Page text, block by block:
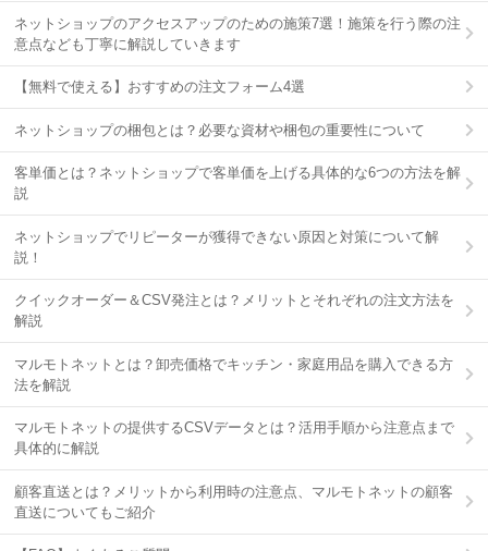
ネットショップのアクセスアップのための施策7選！施策を行う際の注
意点なども丁寧に解説していきます
【無料で使える】おすすめの注文フォーム4選
ネットショップの梱包とは？必要な資材や梱包の重要性について
客単価とは？ネットショップで客単価を上げる具体的な6つの方法を解
説
ネットショップでリピーターが獲得できない原因と対策について解
説！
クイックオーダー＆CSV発注とは？メリットとそれぞれの注文方法を
解説
マルモトネットとは？卸売価格でキッチン・家庭用品を購入できる方
法を解説
マルモトネットの提供するCSVデータとは？活用手順から注意点まで
具体的に解説
顧客直送とは？メリットから利用時の注意点、マルモトネットの顧客
直送についてもご紹介